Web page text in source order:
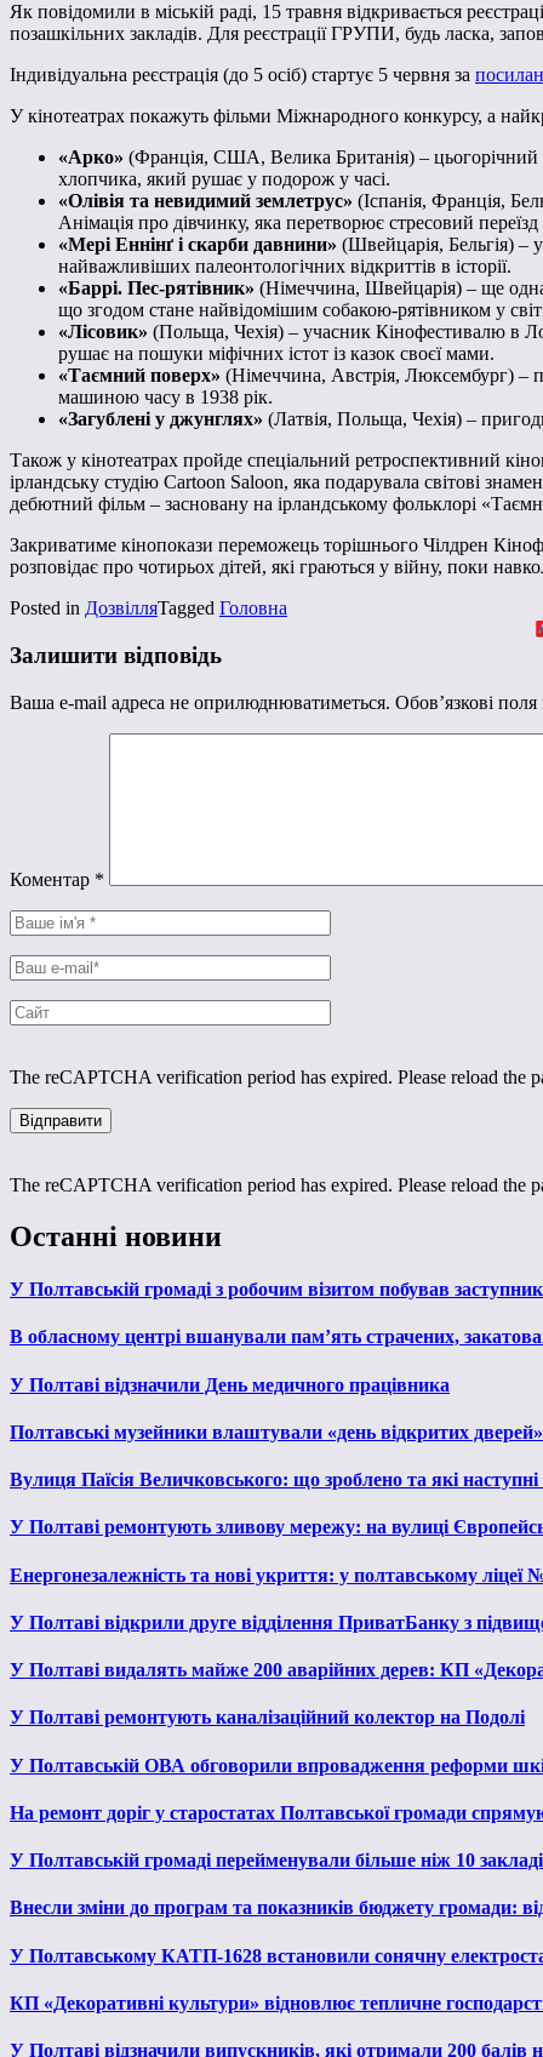
Як повідомили в міській раді, 15 травня відкривається
позашкільних закладів. Для реєстрації ГРУПИ, будь ласка,
Індивідуальна реєстрація (до 5 осіб) стартує 5 червня за
У кінотеатрах покажуть фільми Міжнародного конкурсу, а
«Арко» (Франція, США, Велика Британія) – цьогорічний
хлопчика, який рушає у подорож у часі.
«Олівія та невидимий землетрус» (Іспанія, Франція,
Анімація про дівчинку, яка перетворює стресовий
«Мері Еннінґ і скарби давнини» (Швейцарія, Бельгія) –
найважливіших палеонтологічних відкриттів в історії.
«Баррі. Пес-рятівник» (Німеччина, Швейцарія) – ще одна
що згодом стане найвідомішим собакою-рятівником у
«Лісовик» (Польща, Чехія) – учасник Кінофестивалю в
рушає на пошуки міфічних істот із казок своєї мами.
«Таємний поверх» (Німеччина, Австрія, Люксембург) –
машиною часу в 1938 рік.
«Загублені у джунглях» (Латвія, Польща, Чехія) –
Також у кінотеатрах пройде спеціальний ретроспективний
ірландську студію Cartoon Saloon, яка подарувала світові
дебютний фільм – засновану на ірландському фольклорі
Закриватиме кінопокази переможець торішнього Чілдрен
розповідає про чотирьох дітей, які граються у війну, поки
Posted in ДозвілляTagged Головна
Залишити відповідь
Ваша e-mail адреса не оприлюднюватиметься. Обов’язкові поля
Коментар *
The reCAPTCHA verification period has expired. Please reload the
The reCAPTCHA verification period has expired. Please reload the
Останні новини
У Полтавській громаді з робочим візитом побував
В обласному центрі вшанували пам’ять страчених,
У Полтаві відзначили День медичного працівника
Полтавські музейники влаштували «день відкритих
Вулиця Паїсія Величковського: що зроблено та які
У Полтаві ремонтують зливову мережу: на вулиці
Енергонезалежність та нові укриття: у полтавському
У Полтаві відкрили друге відділення ПриватБанку з
У Полтаві видалять майже 200 аварійних дерев: КП
У Полтаві ремонтують каналізаційний колектор на Подолі
У Полтавській ОВА обговорили впровадження реформи
На ремонт доріг у старостатах Полтавської громади
У Полтавській громаді перейменували більше ніж 10
Внесли зміни до програм та показників бюджету громади:
У Полтавському КАТП-1628 встановили сонячну
КП «Декоративні культури» відновлює тепличне
У Полтаві відзначили випускників, які отримали 200